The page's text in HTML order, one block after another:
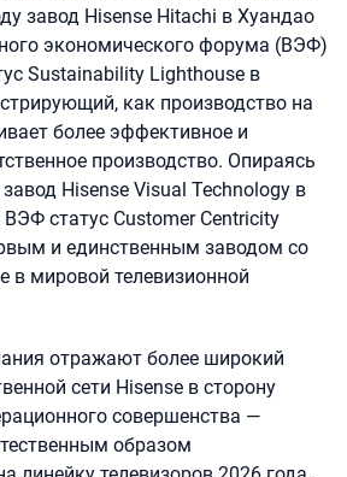
завод Hisense Hitachi в Хуандао
экономического форума (ВЭФ)
Sustainability Lighthouse в
как производство на
более эффективное и
производство. Опираясь
Hisense Visual Technology в
статус Customer Centricity
и единственным заводом со
в мировой телевизионной
отражают более широкий
сети Hisense в сторону
совершенства —
образом